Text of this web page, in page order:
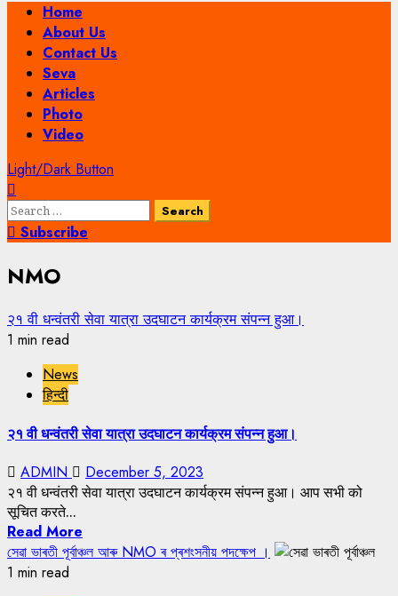
Primary
Menu
Home
About Us
Contact Us
Seva
Articles
Photo
Video
Light/Dark Button
Search
for:Subscribe
NMO
२१ वी धन्वंतरी सेवा यात्रा उदघाटन कार्यक्रम संपन्न हुआ।
1 min read
News
हिन्दी
२१ वी धन्वंतरी सेवा यात्रा उदघाटन कार्यक्रम संपन्न हुआ।
ADMIN December 5, 2023
२१ वी धन्वंतरी सेवा यात्रा उदघाटन कार्यक्रम संपन्न हुआ। आप सभी को
सूचित करते...
Read More
সেৱা ভাৰতী পূৰ্বাঞ্চল আৰু NMO ৰ প্ৰশংসনীয় পদক্ষেপ ।
1 min read